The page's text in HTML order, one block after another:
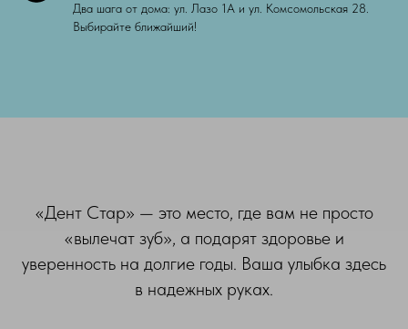
Два шага от дома: ул. Лазо 1А и ул. Комсомольская 28.
Выбирайте ближайший!
«Дент Стар» — это место, где вам не просто
«вылечат зуб», а подарят здоровье и
уверенность на долгие годы. Ваша улыбка здесь
в надежных руках.